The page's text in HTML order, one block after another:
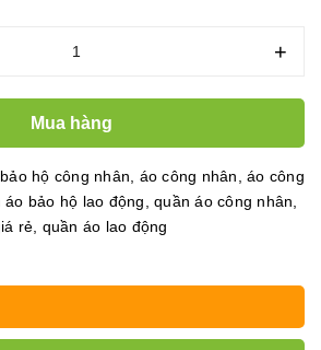
+
Mua hàng
hộ công nhân áo công nhân
áo công
áo bảo hộ lao động quần áo công nhân
rẻ quần áo lao động